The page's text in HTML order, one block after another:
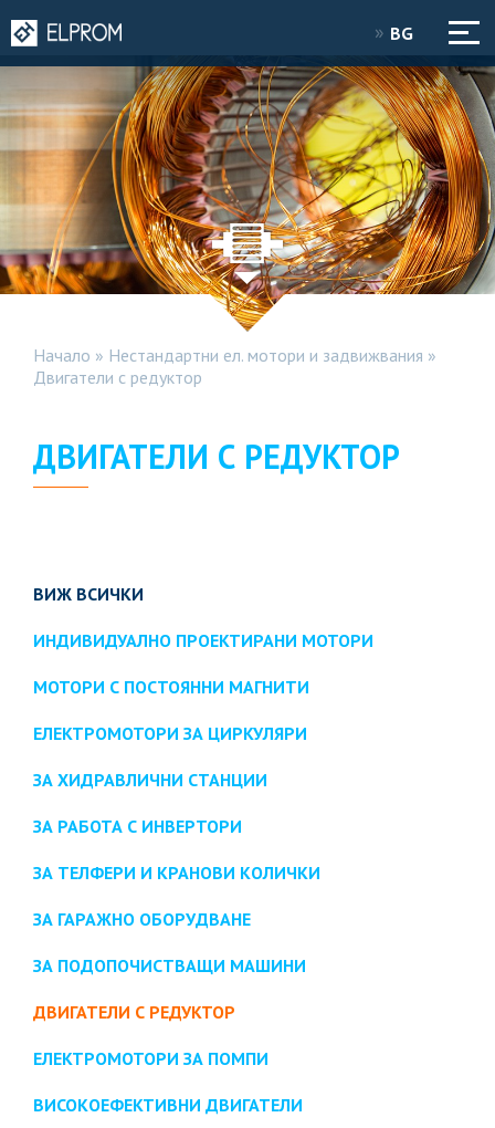
BG
Начало » Нестандартни ел. мотори и задвижвания »
Двигатели с редуктор
ДВИГАТЕЛИ С РЕДУКТОР
ВИЖ ВСИЧКИ
ИНДИВИДУАЛНО ПРОЕКТИРАНИ МОТОРИ
МОТОРИ С ПОСТОЯННИ МАГНИТИ
ЕЛЕКТРОМОТОРИ ЗА ЦИРКУЛЯРИ
ЗА ХИДРАВЛИЧНИ СТАНЦИИ
ЗА РАБОТА С ИНВЕРТОРИ
ЗА ТЕЛФЕРИ И КРАНОВИ КОЛИЧКИ
ЗА ГАРАЖНО ОБОРУДВАНЕ
ЗА ПОДОПОЧИСТВАЩИ МАШИНИ
ДВИГАТЕЛИ С РЕДУКТОР
ЕЛЕКТРОМОТОРИ ЗА ПОМПИ
ВИСОКОЕФЕКТИВНИ ДВИГАТЕЛИ